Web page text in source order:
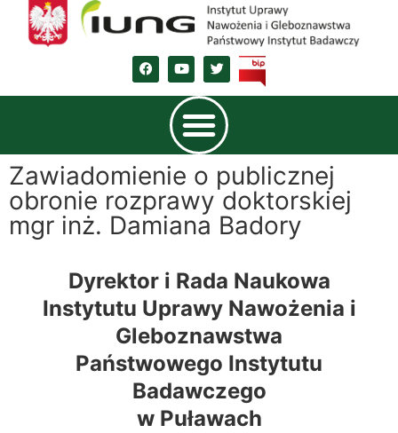
Zawiadomienie o publicznej
obronie rozprawy doktorskiej
mgr inż. Damiana Badory
Dyrektor i Rada Naukowa
Instytutu Uprawy Nawożenia i
Gleboznawstwa
Państwowego Instytutu
Badawczego
w Puławach